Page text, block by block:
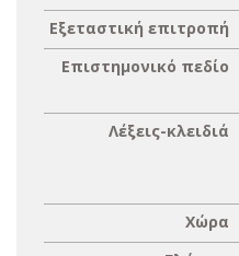
Εξεταστική επιτροπή
Επιστημονικό πεδίο
Λέξεις-κλειδιά
Χώρα